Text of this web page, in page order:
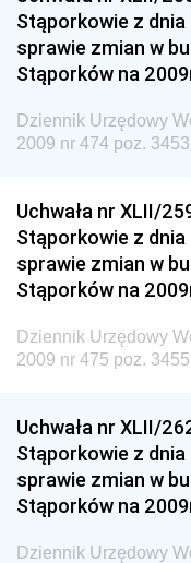
Dziennik
Gospodarki
Społecznej
Dziennik
Dziennik
Budownictwa
Dziennik
Dziennik
Dziennik
Dziennik
Dziennik
Dziennik
Stąporkowie z
sprawie zmian w
Stąporków na
Dziennik Urzędowy
2009 nr 474 poz. 3453
Uchwała nr XLII/
Stąporkowie z
sprawie zmian w
Stąporków na
Dziennik Urzędowy
2009 nr 475 poz. 3455
Uchwała nr XLII/
Stąporkowie z
sprawie zmian w
Stąporków na
Dziennik Urzędowy